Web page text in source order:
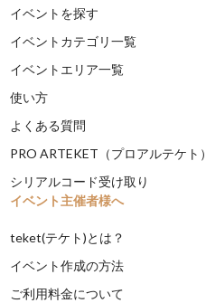
イベントを探す
イベントカテゴリ一覧
イベントエリア一覧
使い方
よくある質問
PRO ARTEKET（プロアルテケト）
シリアルコード受け取り
イベント主催者様へ
teket(テケト)とは？
イベント作成の方法
ご利用料金について